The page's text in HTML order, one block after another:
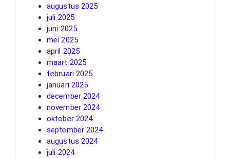
augustus 2025
juli 2025
juni 2025
mei 2025
april 2025
maart 2025
februari 2025
januari 2025
december 2024
november 2024
oktober 2024
september 2024
augustus 2024
juli 2024